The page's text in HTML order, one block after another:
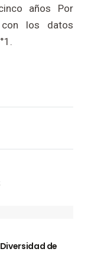
años Por
los datos
de